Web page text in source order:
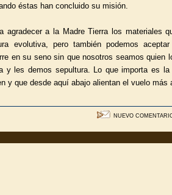
éstas han concluido su misión.
agradecer a la Madre Tierra los materiales
evolutiva, pero también podemos
en su seno sin que nosotros seamos quien
y les demos sepultura. Lo que importa es
y que desde aquí abajo alientan el vuelo
NUEVO